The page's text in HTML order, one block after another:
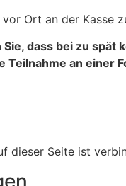
vor Ort an der Kasse
dass bei zu spät
Teilnahme an einer
dieser Seite ist